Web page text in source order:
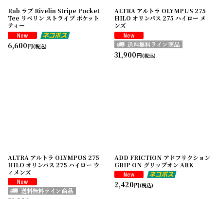
Rab ラブ Rivelin Stripe Pocket
Tee リベリン ストライプ ポケット
ティー
6,600円(税込)
ALTRA アルトラ OLYMPUS 275
HILO オリンパス 275 ハイロー メ
ンズ
31,900円(税込)
ALTRA アルトラ OLYMPUS 275
HILO オリンパス 275 ハイロー ウ
ィメンズ
ADD FRICTION アドフリクション
GRIP ON グリップオン ARK
2,420円(税込)